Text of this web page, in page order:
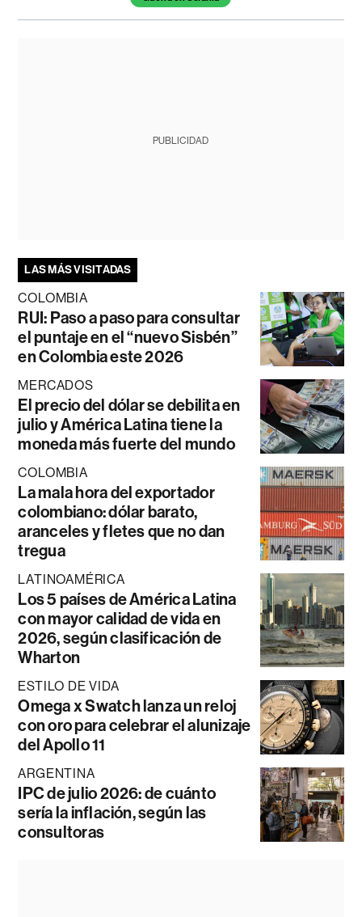
PUBLICIDAD
LAS MÁS VISITADAS
COLOMBIA
RUI: Paso a paso para consultar
el puntaje en el “nuevo Sisbén”
en Colombia este 2026
MERCADOS
El precio del dólar se debilita en
julio y América Latina tiene la
moneda más fuerte del mundo
COLOMBIA
La mala hora del exportador
colombiano: dólar barato,
aranceles y fletes que no dan
tregua
LATINOAMÉRICA
Los 5 países de América Latina
con mayor calidad de vida en
2026, según clasificación de
Wharton
ESTILO DE VIDA
Omega x Swatch lanza un reloj
con oro para celebrar el alunizaje
del Apollo 11
ARGENTINA
IPC de julio 2026: de cuánto
sería la inflación, según las
consultoras